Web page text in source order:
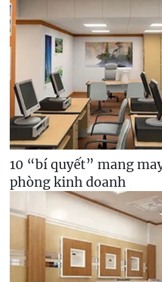
10 “bí quyết” mang
phòng kinh doanh